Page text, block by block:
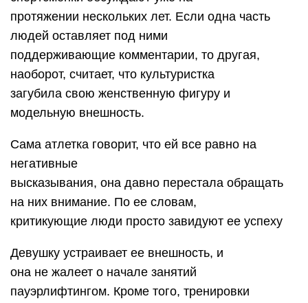
протяжении нескольких лет. Если одна часть
людей оставляет под ними
поддерживающие комментарии, то другая,
наоборот, считает, что культуристка
загубила свою женственную фигуру и
модельную внешность.
Сама атлетка говорит, что ей все равно на
негативные
высказывания, она давно перестала обращать
на них внимание. По ее словам,
критикующие люди просто завидуют ее успеху
Девушку устраивает ее внешность, и
она не жалеет о начале занятий
пауэрлифтингом. Кроме того, тренировки